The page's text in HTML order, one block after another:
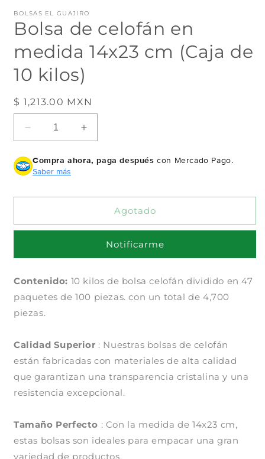
una
ventana
modal
BOLSAS EL GUAJIRO
Bolsa de celofán en
medida 14x23 cm (Caja de
10 kilos)
Precio
habitual
$ 1,213.00 MXN
Reducir
cantidad
para
Bolsa
celofán
14x23
(Caja
10
kilos)
Aumentar
cantidad
para
celofán
14x23
(Caja
10
kilos)
Compra ahora, paga después con Mercado Pago.
Saber más
Agotado
Notificarme
Contenido: 10 kilos de bolsa celofán dividido en 47
paquetes de 100 piezas. con un total de 4,700
piezas.
Calidad Superior : Nuestras bolsas de celofán
están fabricadas con materiales de alta calidad
que garantizan una transparencia cristalina y una
resistencia excepcional.
Tamaño Perfecto : Con la medida de 14x23 cm,
estas bolsas son ideales para empacar una gran
variedad de productos.